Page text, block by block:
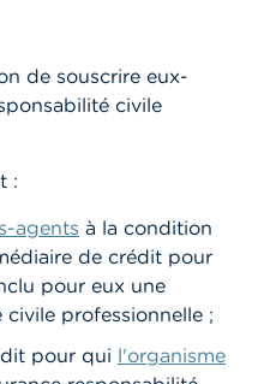
de souscrire eux-
civile
:
agents à la condition
de crédit pour
pour eux une
professionnelle ;
pour qui l'organisme